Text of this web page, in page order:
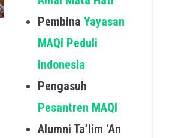
Pembina Yayasan
MAQI Peduli
Indonesia
Pengasuh
Pesantren MAQI
Alumni Ta’lim ‘An